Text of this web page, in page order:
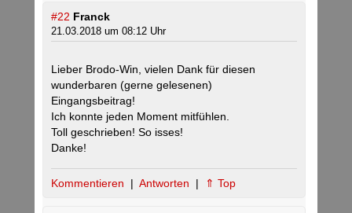
#22 Franck
21.03.2018 um 08:12 Uhr
Lieber Brodo-Win, vielen Dank für diesen
wunderbaren (gerne gelesenen)
Eingangsbeitrag!
Ich konnte jeden Moment mitfühlen.
Toll geschrieben! So isses!
Danke!
Kommentieren | Antworten | ⇑ Top